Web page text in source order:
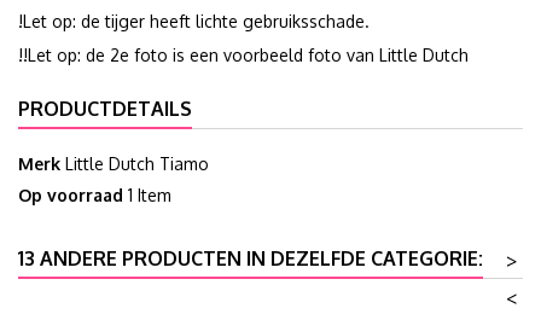
!Let op: de tijger heeft lichte gebruiksschade.
!!Let op: de 2e foto is een voorbeeld foto van Little Dutch
PRODUCTDETAILS
Merk Little Dutch Tiamo
Op voorraad 1 Item
13 ANDERE PRODUCTEN IN DEZELFDE CATEGORIE:
>
<